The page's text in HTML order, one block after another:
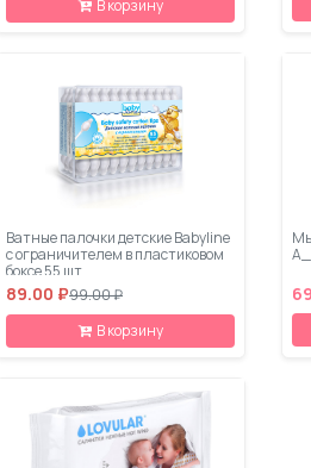
В корзину
Ватные палочки детские Babyline
с ограничителем в пластиковом
боксе 55 шт
89.00 ₽99.00 ₽
В корзину